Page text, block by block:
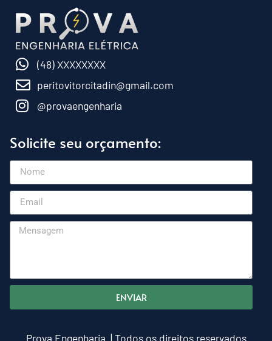
(48) XXXXXXXX
peritovitorcitadin@gmail.com
@provaengenharia
Solicite seu orçamento:
ENVIAR
Prova Engenharia | Todos os direitos reservados